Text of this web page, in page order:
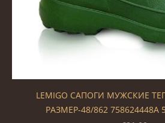
LEMIGO САПОГИ МУЖСКИЕ
РАЗМЕР-48/862 758624448A